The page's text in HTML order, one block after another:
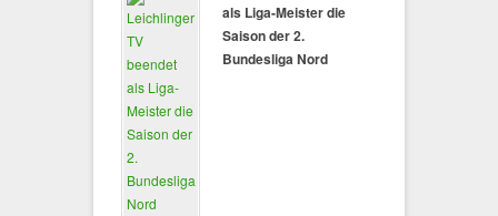
als Liga-Meister die
Saison der 2.
Bundesliga Nord